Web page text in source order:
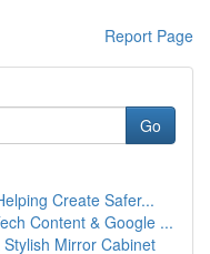
Report Page
Go
Create Safer...
Content & Google ...
Mirror Cabinet